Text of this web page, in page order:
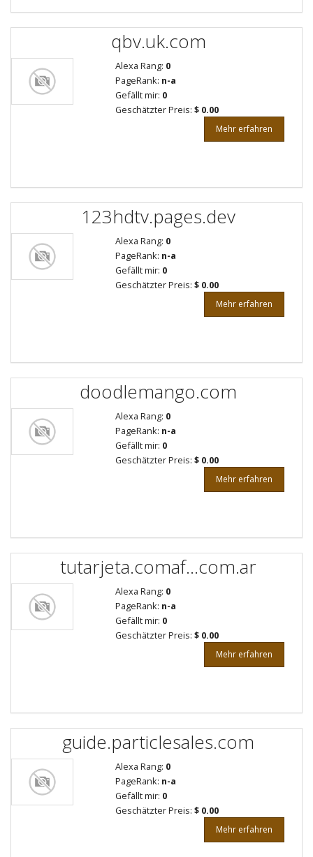
qbv.uk.com
Alexa Rang: 0
PageRank: n-a
Gefällt mir: 0
Geschätzter Preis: $ 0.00
Mehr erfahren
123hdtv.pages.dev
Alexa Rang: 0
PageRank: n-a
Gefällt mir: 0
Geschätzter Preis: $ 0.00
Mehr erfahren
doodlemango.com
Alexa Rang: 0
PageRank: n-a
Gefällt mir: 0
Geschätzter Preis: $ 0.00
Mehr erfahren
tutarjeta.comaf...com.ar
Alexa Rang: 0
PageRank: n-a
Gefällt mir: 0
Geschätzter Preis: $ 0.00
Mehr erfahren
guide.particlesales.com
Alexa Rang: 0
PageRank: n-a
Gefällt mir: 0
Geschätzter Preis: $ 0.00
Mehr erfahren